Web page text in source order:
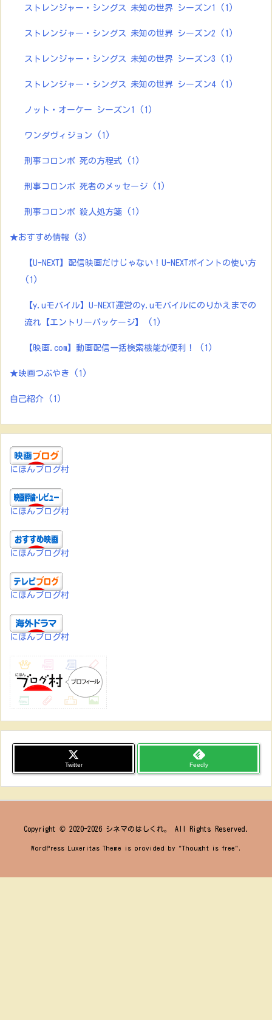
ストレンジャー・シングス 未知の世界 シーズン1 (1)
ストレンジャー・シングス 未知の世界 シーズン2 (1)
ストレンジャー・シングス 未知の世界 シーズン3 (1)
ストレンジャー・シングス 未知の世界 シーズン4 (1)
ノット・オーケー シーズン1 (1)
ワンダヴィジョン (1)
刑事コロンボ 死の方程式 (1)
刑事コロンボ 死者のメッセージ (1)
刑事コロンボ 殺人処方箋 (1)
★おすすめ情報 (3)
【U-NEXT】配信映画だけじゃない！U-NEXTポイントの使い方
(1)
【y.uモバイル】U-NEXT運営のy.uモバイルにのりかえまでの
流れ【エントリーパッケージ】
(1)
【映画.com】動画配信一括検索機能が便利！ (1)
★映画つぶやき (1)
自己紹介 (1)
にほんブログ村
にほんブログ村
にほんブログ村
にほんブログ村
にほんブログ村
Twitter Feedly
Copyright © 2020-2026 シネマのはしくれ。 All Rights Reserved.
WordPress Luxeritas Theme is provided by "Thought is free".